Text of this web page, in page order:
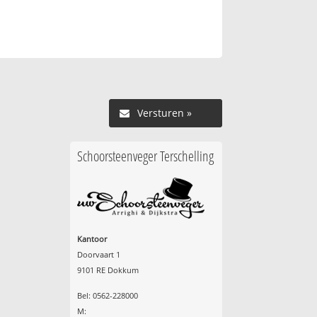
Versturen »
Schoorsteenveger Terschelling
Kantoor
Doorvaart 1
9101 RE Dokkum
Bel: 0562-228000
M: